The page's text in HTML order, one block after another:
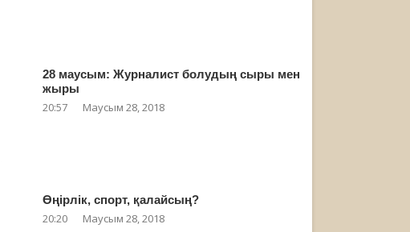
28 маусым: Журналист болудың сыры мен
жыры
20:57 Маусым 28, 2018
Өңірлік, спорт, қалайсың?
20:20 Маусым 28, 2018